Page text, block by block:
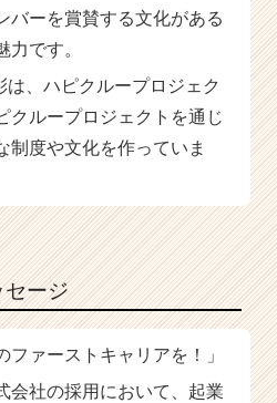
バーを賞賛する文化がある
力です。
、ハピクループロジェク
クループロジェクトを通じ
制度や文化を作っていま
ージ
ファーストキャリアを！」
会社の採用において、起業